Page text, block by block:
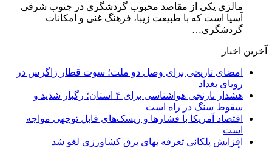
مالزی یکی از مقاصد محبوب گردشگری در جنوب شرقی
آسیا است که با طبیعت زیبا، فرهنگ غنی و امکانات
گردشگری…
آخرین اخبار
امضای تاریخی برای وصل دو ملت؛ سوت قطار زاگرس در
رویای بغداد
هشدار نارنجی هواشناسی برای ۴ استان؛ رگبار شدید و
سقوط سنگ در راه است
اقتصاد آمریکا با فشارها و ریسک‌های قابل توجهی مواجه
است
افزایش پلکانی تعرفه بهای برق کشاورزی لغو شد